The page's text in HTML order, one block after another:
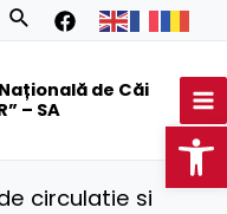
Search
de Căi
– SA
circulatie si